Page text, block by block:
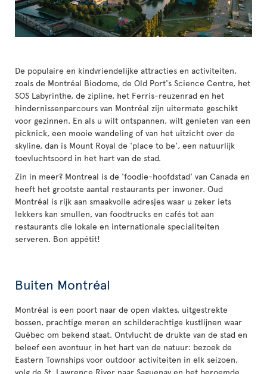
De populaire en kindvriendelijke attracties en activiteiten,
zoals de Montréal Biodome, de Old Port's Science Centre, het
SOS Labyrinthe, de zipline, het Ferris-reuzenrad en het
hindernissenparcours van Montréal zijn uitermate geschikt
voor gezinnen. En als u wilt ontspannen, wilt genieten van een
picknick, een mooie wandeling of van het uitzicht over de
skyline, dan is Mount Royal de 'place to be', een natuurlijk
toevluchtsoord in het hart van de stad.
Zin in meer? Montreal is de 'foodie-hoofdstad' van Canada en
heeft het grootste aantal restaurants per inwoner. Oud
Montréal is rijk aan smaakvolle adresjes waar u zeker iets
lekkers kan smullen, van foodtrucks en cafés tot aan
restaurants die lokale en internationale specialiteiten
serveren. Bon appétit!
Buiten Montréal
Montréal is een poort naar de open vlaktes, uitgestrekte
bossen, prachtige meren en schilderachtige kustlijnen waar
Québec om bekend staat. Ontvlucht de drukte van de stad en
beleef een avontuur in het hart van de natuur: bezoek de
Eastern Townships voor outdoor activiteiten in elk seizoen,